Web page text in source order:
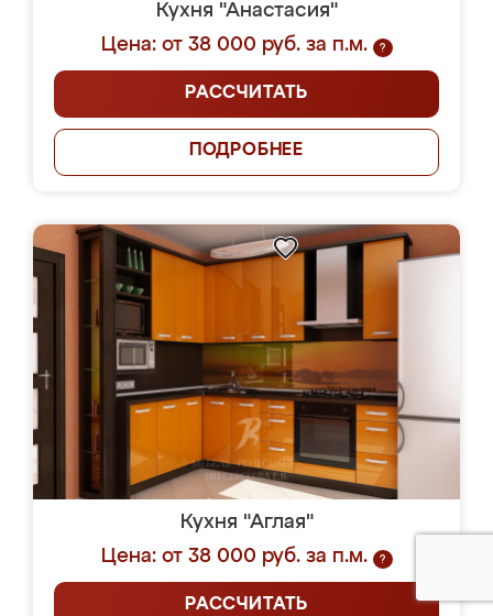
Кухня "Анастасия"
Цена: от 38 000 руб. за п.м.
?
РАССЧИТАТЬ
ПОДРОБНЕЕ
Кухня "Аглая"
Цена: от 38 000 руб. за п.м.
?
РАССЧИТАТЬ